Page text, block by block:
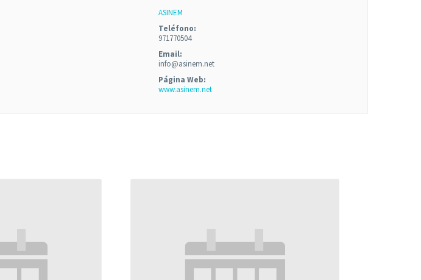
ASINEM
Teléfono:
971770504
Email:
info@asinem.net
Página Web:
www.asinem.net